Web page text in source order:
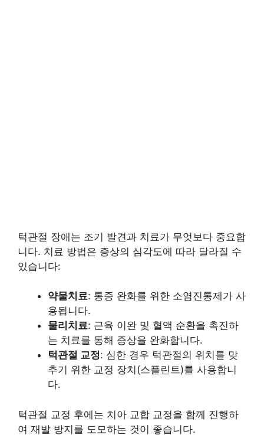
턱관절 장애는 조기 발견과 치료가 무엇보다 중요합
니다. 치료 방법은 증상의 심각도에 따라 달라질 수
있습니다:
약물치료: 통증 완화를 위한 소염진통제가 사
용됩니다.
물리치료: 근육 이완 및 혈액 순환을 촉진하
는 치료를 통해 증상을 완화합니다.
턱관절 교정: 심한 경우 턱관절의 위치를 맞
추기 위한 교정 장치(스플린트)를 사용합니
다.
턱관절 교정 후에는 치아 교합 교정을 함께 진행하
여 재발 방지를 도모하는 것이 좋습니다.